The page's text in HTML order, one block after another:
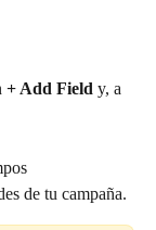
+ Add Field y, a
de tu campaña.